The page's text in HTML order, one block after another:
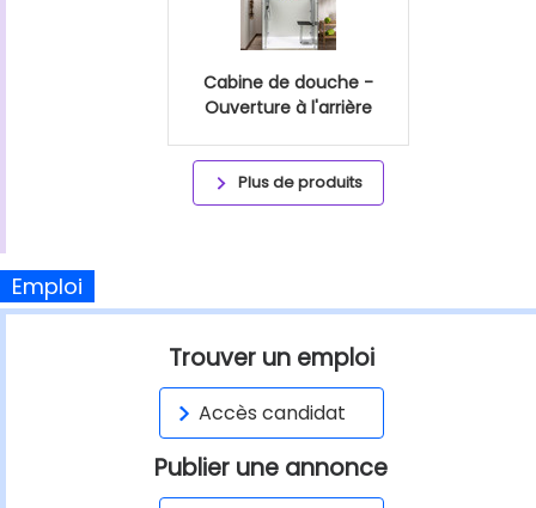
Cabine de douche -
Ouverture à l'arrière
Plus de produits
Emploi
Trouver un emploi
Accès candidat
Publier une annonce